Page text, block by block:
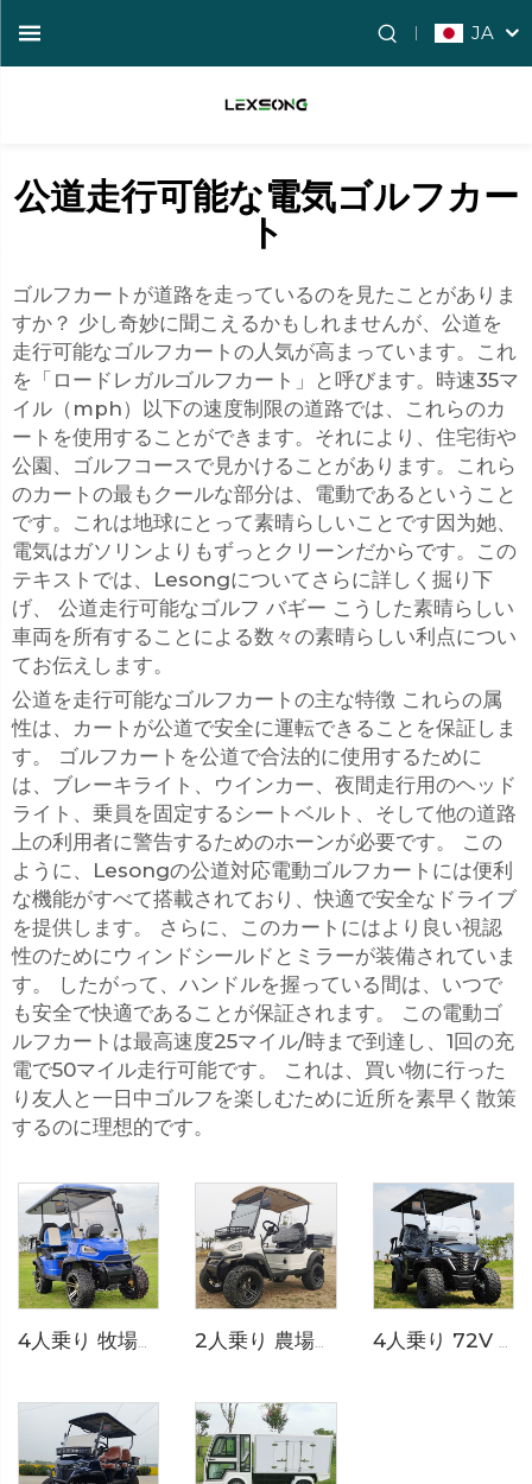
JA
公道走行可能な電気ゴルフカー
ト
ゴルフカートが道路を走っているのを見たことがありま
すか？ 少し奇妙に聞こえるかもしれませんが、公道を
走行可能なゴルフカートの人気が高まっています。これ
を「ロードレガルゴルフカート」と呼びます。時速35マ
イル（mph）以下の速度制限の道路では、これらのカ
ートを使用することができます。それにより、住宅街や
公園、ゴルフコースで見かけることがあります。これら
のカートの最もクールな部分は、電動であるということ
です。これは地球にとって素晴らしいことです因为她、
電気はガソリンよりもずっとクリーンだからです。この
テキストでは、Lesongについてさらに詳しく掘り下
げ、 公道走行可能なゴルフ バギー こうした素晴らしい
車両を所有することによる数々の素晴らしい利点につい
てお伝えします。
公道を走行可能なゴルフカートの主な特徴 これらの属
性は、カートが公道で安全に運転できることを保証しま
す。 ゴルフカートを公道で合法的に使用するために
は、ブレーキライト、ウインカー、夜間走行用のヘッド
ライト、乗員を固定するシートベルト、そして他の道路
上の利用者に警告するためのホーンが必要です。 この
ように、Lesongの公道対応電動ゴルフカートには便利
な機能がすべて搭載されており、快適で安全なドライブ
を提供します。 さらに、このカートにはより良い視認
性のためにウィンドシールドとミラーが装備されていま
す。 したがって、ハンドルを握っている間は、いつで
も安全で快適であることが保証されます。 この電動ゴ
ルフカートは最高速度25マイル/時まで到達し、1回の充
電で50マイル走行可能です。 これは、買い物に行った
り友人と一日中ゴルフを楽しむために近所を素早く散策
するのに理想的です。